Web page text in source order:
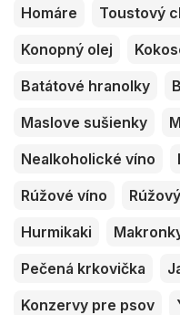
Homáre
Toustový
Konopný olej
Batátové hranolky
Maslove sušienky
Nealkoholické víno
Rúžové víno
Hurmikaki
Pečená krkovička
Konzervy pre psov